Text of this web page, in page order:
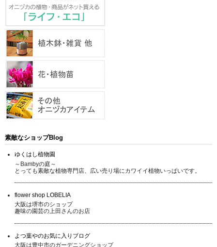
素敵なショップBlog
ゆくはし植物園
～Bambyの庭～
とっても素敵な植物専門店、広い売り場にカワイイ植物いっぱいです。
flower shop LOBELIA
大阪は堺市のショップ
趣味の園芸の上田さんのお店
よつ葉やのお気に入りブログ
大阪は豊中市のガーデニングショップ